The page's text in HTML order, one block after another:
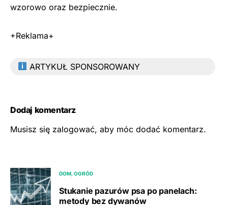
wzorowo oraz bezpiecznie.
+Reklama+
ARTYKUŁ SPONSOROWANY
Dodaj komentarz
Musisz się zalogować, aby móc dodać komentarz.
DOM, OGRÓD
Stukanie pazurów psa po panelach:
metody bez dywanów